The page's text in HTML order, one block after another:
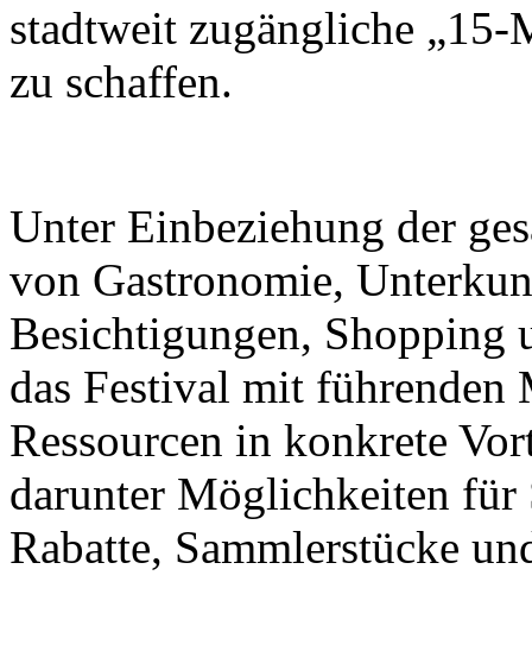
stadtweit zugängliche
zu schaffen.
Unter Einbeziehung der
von Gastronomie,
Besichtigungen, Shopping
das Festival mit führenden
Ressourcen in konkrete
darunter Möglichkeiten
Rabatte, Sammlerstücke